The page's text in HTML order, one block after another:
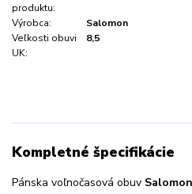
produktu:
Výrobca:
Salomon
Veľkosti obuvi
UK:
8,5
Kompletné špecifikácie
Pánska voľnočasová obuv